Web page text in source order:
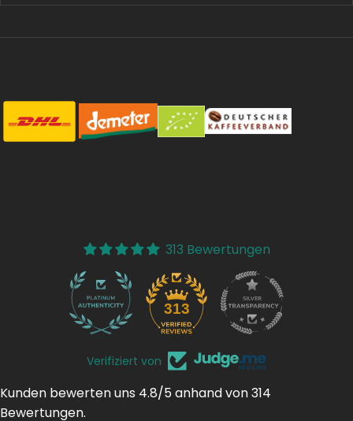
313 Bewertungen
313
Verifiziert von
Kunden bewerten uns 4.8/5 anhand von 314
Bewertungen.